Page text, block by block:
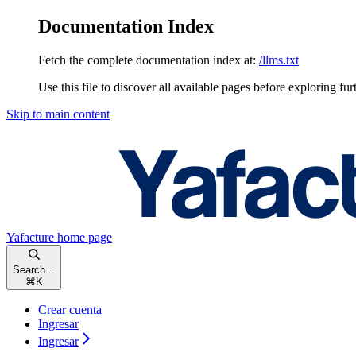
Documentation Index
Fetch the complete documentation index at: /llms.txt
Use this file to discover all available pages before exploring
Skip to main content
Yafacture home page
Search...
⌘ K
Crear cuenta
Ingresar
Ingresar